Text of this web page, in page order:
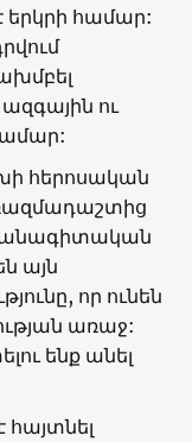
համար:
ու
հերոսական
այն
որ ունեն
առաջ:
ենք անել
հայտնել